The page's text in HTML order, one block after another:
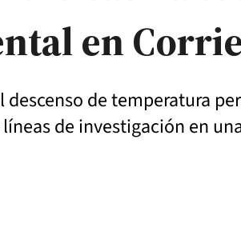
en
de temperatura
de investigación en